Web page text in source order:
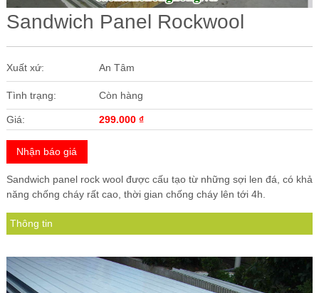
Vật Liệu Cách Âm
Giấy Dán Tường, Giấy Bạc
Phụ Kiện Phòng Sạch Kho Lạnh
Sandwich Panel Rockwool
Xuất xứ: An Tâm
Tình trạng: Còn hàng
Giá: 299.000 ₫
Nhận báo giá
Sandwich panel rock wool được cấu tạo từ những sợi len đá, có khả
năng chống cháy rất cao, thời gian chống cháy lên tới 4h.
Thông tin